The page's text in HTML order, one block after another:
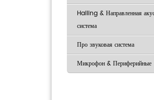
Hailing & Направленная
система
Про звуковая система
Микрофон & Периферийные